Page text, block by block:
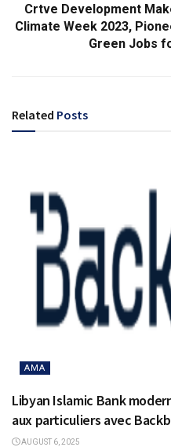
Crtve Development
Climate Week 2023,
Green Jobs
Related Posts
AMA
Libyan Islamic Bank
aux particuliers avec
AUGUST 6, 2025